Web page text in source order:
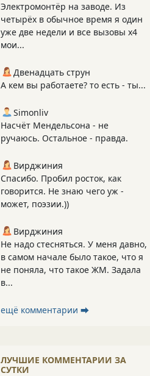
Электромонтёр на заводе. Из
четырёх в обычное время я один
уже две недели и все вызовы х4
мои...
Двенадцать струн
А кем вы работаете? то есть - ты...
Simonliv
Насчёт Мендельсона - не
ручаюсь. Остальное - правда.
Вирджиния
Спасибо. Пробил росток, как
говорится. Не знаю чего уж -
может, поэзии.))
Вирджиния
Не надо стесняться. У меня давно,
в самом начале было такое, что я
не поняла, что такое ЖМ. Задала
в...
ещё комментарии ⮕
ЛУЧШИЕ КОММЕНТАРИИ ЗА
СУТКИ